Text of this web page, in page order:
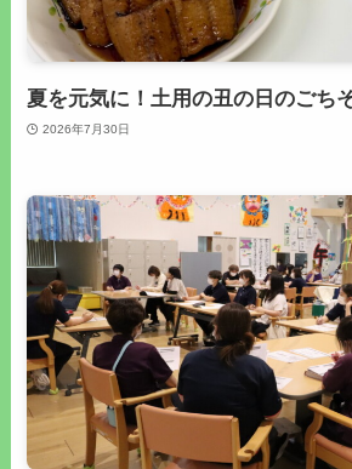
夏を元気に！土用の丑の日のごち
2026年7月30日